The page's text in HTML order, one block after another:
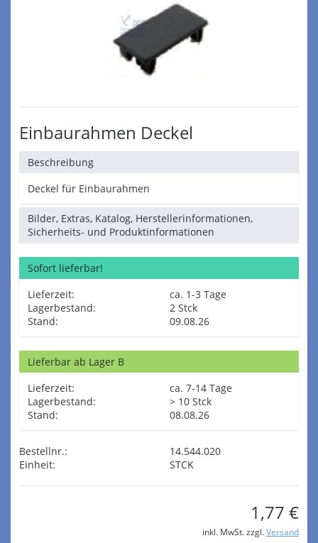
Einbaurahmen Deckel
Beschreibung
Deckel für Einbaurahmen
Bilder, Extras, Katalog, Herstellerinformationen,
Sicherheits- und Produktinformationen
Sofort lieferbar!
Lieferzeit:
ca. 1-3 Tage
Lagerbestand:
2 Stck
Stand:
09.08.26
Lieferbar ab Lager B
Lieferzeit:
ca. 7-14 Tage
Lagerbestand:
> 10 Stck
Stand:
08.08.26
Bestellnr.:
14.544.020
Einheit:
STCK
1,77 €
inkl. MwSt. zzgl. Versand